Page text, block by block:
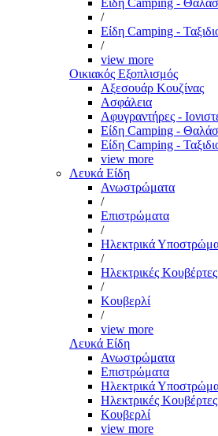
Είδη Camping -
/
Είδη Camping -
/
view more
Οικιακός Εξοπλισμός
Αξεσουάρ Κουζίνας
Ασφάλεια
Αφυγραντήρες -
Είδη Camping -
Είδη Camping -
view more
Λευκά Είδη
Ανωστρώματα
/
Επιστρώματα
/
Ηλεκτρικά
/
Ηλεκτρικές Κουβέρτες
/
Κουβερλί
/
view more
Λευκά Είδη
Ανωστρώματα
Επιστρώματα
Ηλεκτρικά
Ηλεκτρικές Κουβέρτες
Κουβερλί
view more